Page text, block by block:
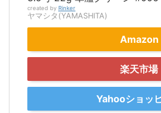
created by Rinker
ヤマシタ(YAMASHITA)
Amazon
楽天市場
Yahooショッ